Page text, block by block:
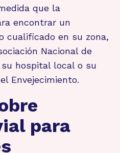
que la
encontrar un
cualificado en su zona,
Nacional de
su hospital local o su
Envejecimiento.
para